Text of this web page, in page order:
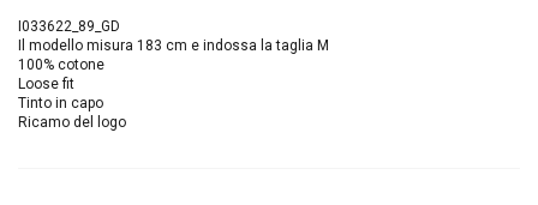
I033622_89_GD
Il modello misura 183 cm e indossa la taglia M
100% cotone
Loose fit
Tinto in capo
Ricamo del logo